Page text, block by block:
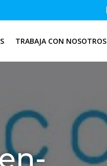
TRABAJA CON NOSOTROS